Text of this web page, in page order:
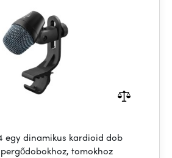
egy dinamikus kardioid dob
tomokhoz